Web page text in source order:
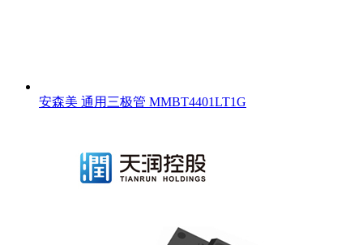
安森美 通用三极管 MMBT4401LT1G